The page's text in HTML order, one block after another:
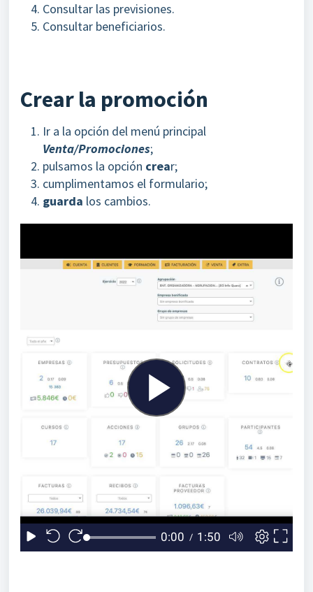
Consultar las previsiones.
Consultar beneficiarios.
Crear la promoción
Ir a la opción del menú principal
Venta/Promociones;
pulsamos la opción crear;
cumplimentamos el formulario;
guarda los cambios.